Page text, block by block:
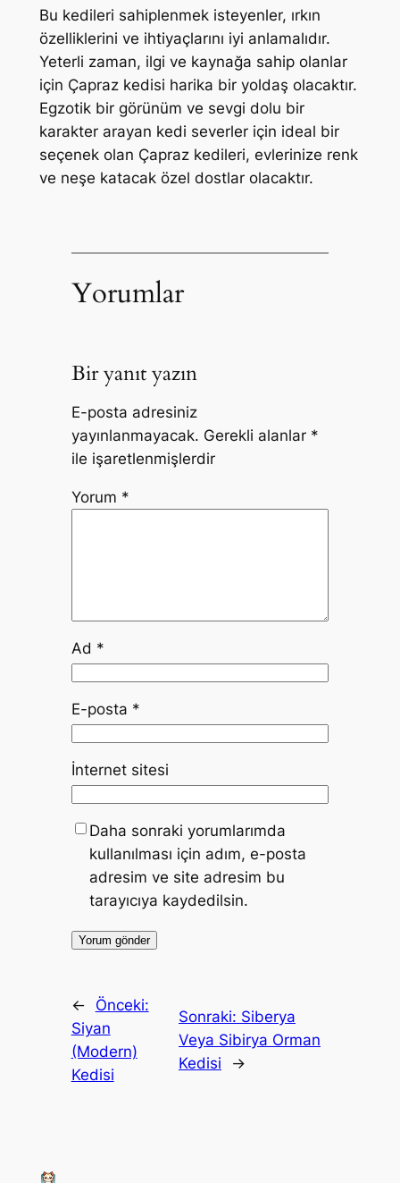
Bu kedileri sahiplenmek isteyenler, ırkın
özelliklerini ve ihtiyaçlarını iyi anlamalıdır.
Yeterli zaman, ilgi ve kaynağa sahip olanlar
için Çapraz kedisi harika bir yoldaş olacaktır.
Egzotik bir görünüm ve sevgi dolu bir
karakter arayan kedi severler için ideal bir
seçenek olan Çapraz kedileri, evlerinize renk
ve neşe katacak özel dostlar olacaktır.
Yorumlar
Bir yanıt yazın
E-posta adresiniz
yayınlanmayacak. Gerekli alanlar *
ile işaretlenmişlerdir
Yorum *
Ad *
E-posta *
İnternet sitesi
Daha sonraki yorumlarımda
kullanılması için adım, e-posta
adresim ve site adresim bu
tarayıcıya kaydedilsin.
←
Önceki:
Siyan
(Modern)
Kedisi
Sonraki: Siberya
Veya Sibirya Orman
Kedisi
→